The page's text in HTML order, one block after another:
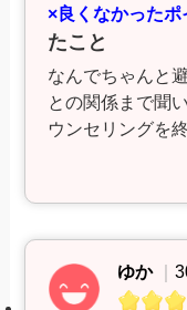
×良くなかったポ
たこと
なんでちゃんと
との関係まで聞
ウンセリングを
ゆか ｜